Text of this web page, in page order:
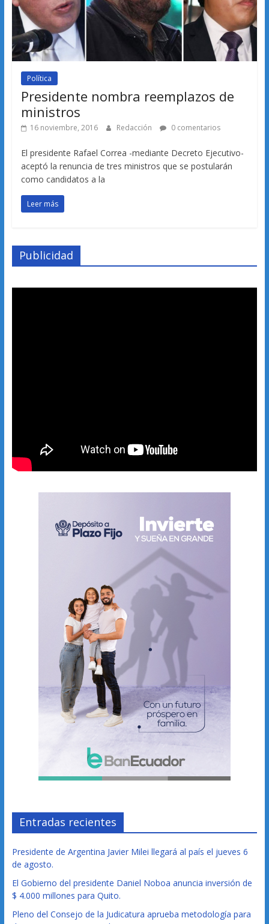
Política
Presidente nombra reemplazos de
ministros
16 noviembre, 2016 Redacción 0 comentarios
El presidente Rafael Correa -mediante Decreto Ejecutivo-
aceptó la renuncia de tres ministros que se postularán
como candidatos a la
Leer más
Publicidad
Entradas recientes
Presidente de Argentina Javier Milei llegará al país el jueves 6
de agosto.
El Gobierno del presidente Daniel Noboa anuncia inversión de
$ 4.000 millones para Quito.
Pleno del Consejo de la Judicatura aprueba metodología para